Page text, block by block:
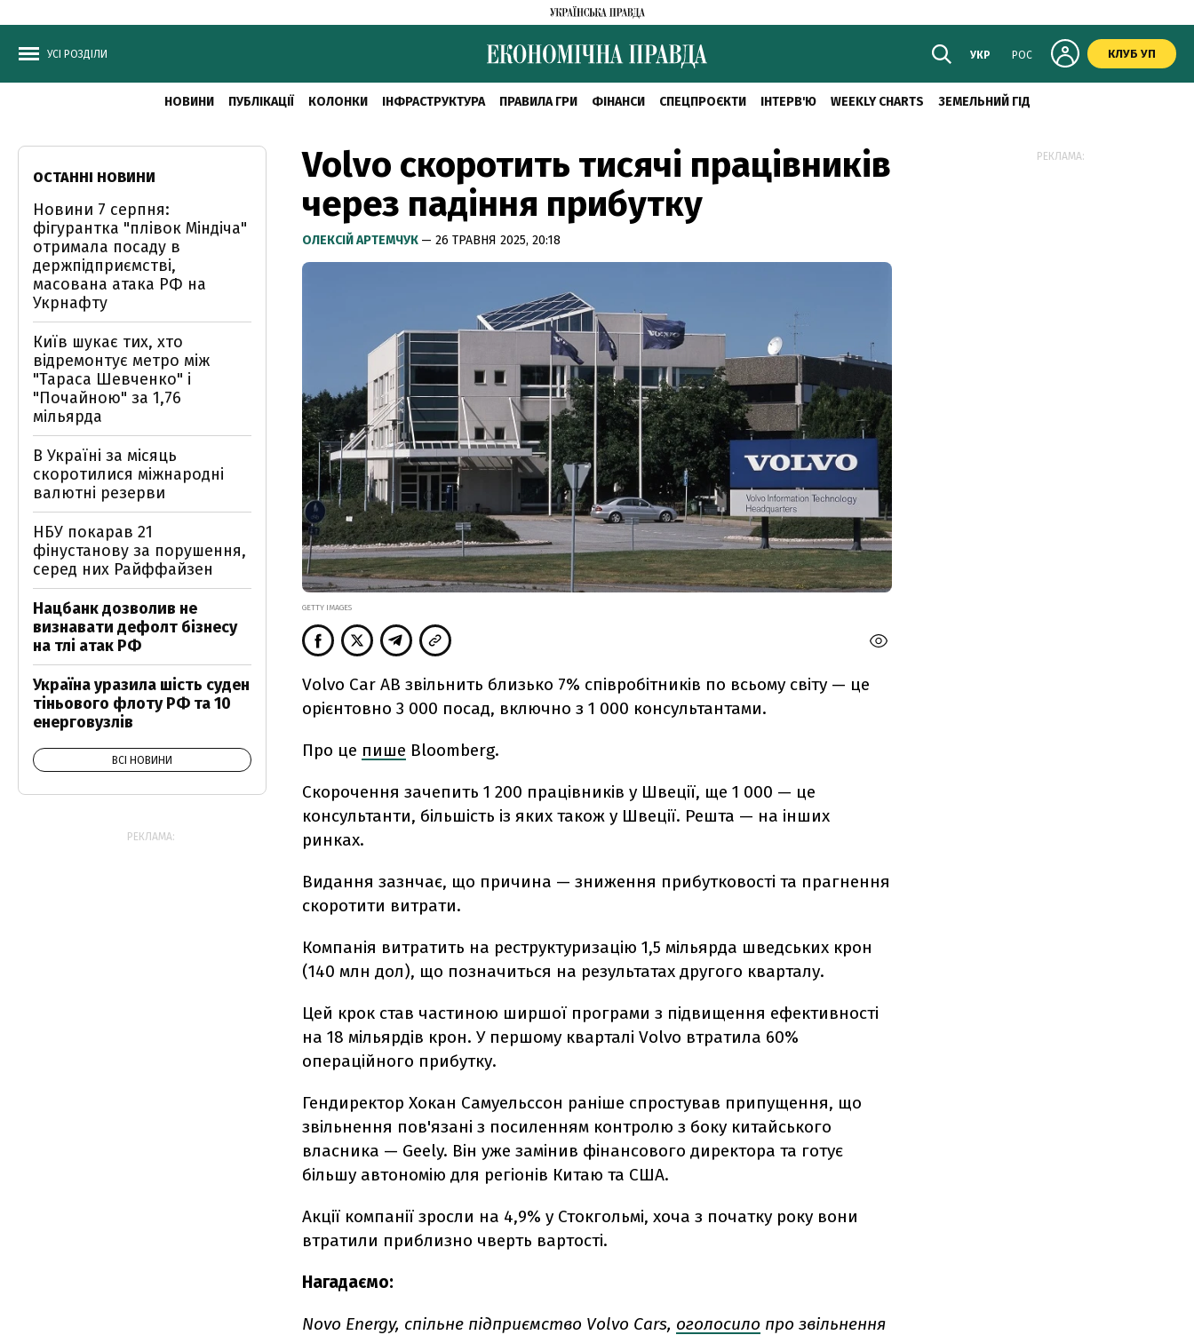
УСІ РОЗДІЛИ УКР РОС КЛУБ УП
НОВИНИ ПУБЛІКАЦІЇ КОЛОНКИ ІНФРАСТРУКТУРА ПРАВИЛА ГРИ ФІНАНСИ СПЕЦПРОЄКТИ ІНТЕРВ'Ю WEEKLY CHARTS ЗЕМЕЛЬНИЙ ГІД
Volvo скоротить тисячі працівників
через падіння прибутку
ОЛЕКСІЙ АРТЕМЧУК — 26 ТРАВНЯ 2025, 20:18
GETTY IMAGES
Volvo Car AB звільнить близько 7% співробітників по всьому світу — це
орієнтовно 3 000 посад, включно з 1 000 консультантами.
Про це пише Bloomberg.
Скорочення зачепить 1 200 працівників у Швеції, ще 1 000 — це
консультанти, більшість із яких також у Швеції. Решта — на інших
ринках.
Видання зазнчає, що причина — зниження прибутковості та прагнення
скоротити витрати.
Компанія витратить на реструктуризацію 1,5 мільярда шведських крон
(140 млн дол), що позначиться на результатах другого кварталу.
Цей крок став частиною ширшої програми з підвищення ефективності
на 18 мільярдів крон. У першому кварталі Volvo втратила 60%
операційного прибутку.
Гендиректор Хокан Самуельссон раніше спростував припущення, що
звільнення пов'язані з посиленням контролю з боку китайського
власника — Geely. Він уже замінив фінансового директора та готує
більшу автономію для регіонів Китаю та США.
Акції компанії зросли на 4,9% у Стокгольмі, хоча з початку року вони
втратили приблизно чверть вартості.
Нагадаємо:
Novo Energy, спільне підприємство Volvo Cars, оголосило про звільнення
ОСТАННІ НОВИНИ
Новини 7 серпня:
фігурантка "плівок Міндіча"
отримала посаду в
держпідприємстві,
масована атака РФ на
Укрнафту
Київ шукає тих, хто
відремонтує метро між
"Тараса Шевченко" і
"Почайною" за 1,76
мільярда
В Україні за місяць
скоротилися міжнародні
валютні резерви
НБУ покарав 21
фінустанову за порушення,
серед них Райффайзен
Нацбанк дозволив не
визнавати дефолт бізнесу
на тлі атак РФ
Україна уразила шість суден
тіньового флоту РФ та 10
енерговузлів
ВСІ НОВИНИ
РЕКЛАМА:
РЕКЛАМА: